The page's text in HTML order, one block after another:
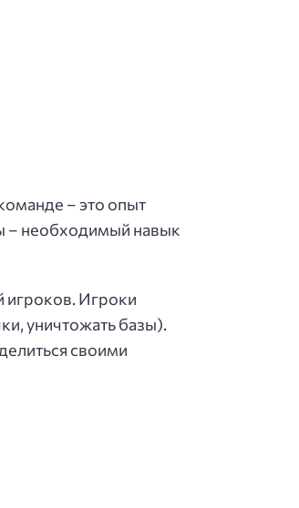
– это опыт
– необходимый навык
игроков. Игроки
уничтожать базы).
своими